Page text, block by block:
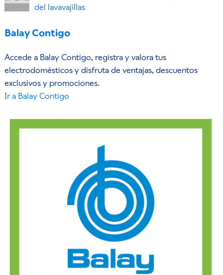
del lavavajillas
Balay Contigo
Accede a Balay Contigo, registra y valora tus
electrodomésticos y disfruta de ventajas, descuentos
exclusivos y promociones.
Ir a Balay Contigo